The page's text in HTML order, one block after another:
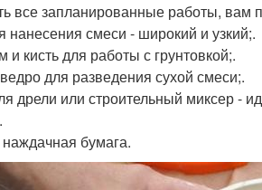
все запланированные работы, вам
нанесения смеси - широкий и узкий;.
и кисть для работы с грунтовкой;.
для разведения сухой смеси;.
дрели или строительный миксер -
бумага.